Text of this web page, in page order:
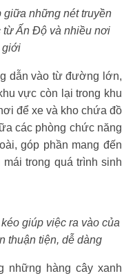
những nét truyền
từ Ấn Độ và nhiều nơi
giới
dẫn vào từ đường lớn,
vực còn lại trong khu
để xe và kho chứa đồ
các phòng chức năng
góp phần mang đến
trong quá trình sinh
giúp việc ra vào của
thuận tiện, dễ dàng
những hàng cây xanh